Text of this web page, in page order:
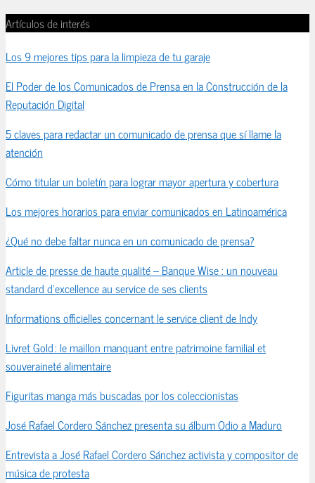
Artículos de interés
Los 9 mejores tips para la limpieza de tu garaje
El Poder de los Comunicados de Prensa en la Construcción de la
Reputación Digital
5 claves para redactar un comunicado de prensa que sí llame la
atención
Cómo titular un boletín para lograr mayor apertura y cobertura
Los mejores horarios para enviar comunicados en Latinoamérica
¿Qué no debe faltar nunca en un comunicado de prensa?
Article de presse de haute qualité – Banque Wise : un nouveau
standard d’excellence au service de ses clients
Informations officielles concernant le service client de Indy
Livret Gold : le maillon manquant entre patrimoine familial et
souveraineté alimentaire
Figuritas manga más buscadas por los coleccionistas
José Rafael Cordero Sánchez presenta su álbum Odio a Maduro
Entrevista a José Rafael Cordero Sánchez activista y compositor de
música de protesta